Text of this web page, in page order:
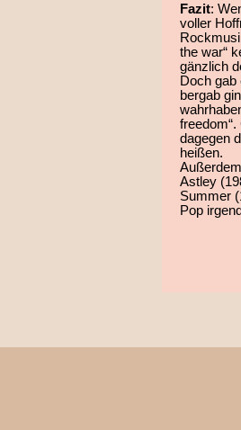
Fazit:
voller
the war“
gänzlich
Doch gab
bergab
dagegen
heißen.
Astley
Summer
Pop